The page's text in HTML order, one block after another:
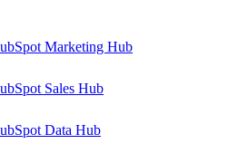
Marketing Hub
Sales Hub
Data Hub